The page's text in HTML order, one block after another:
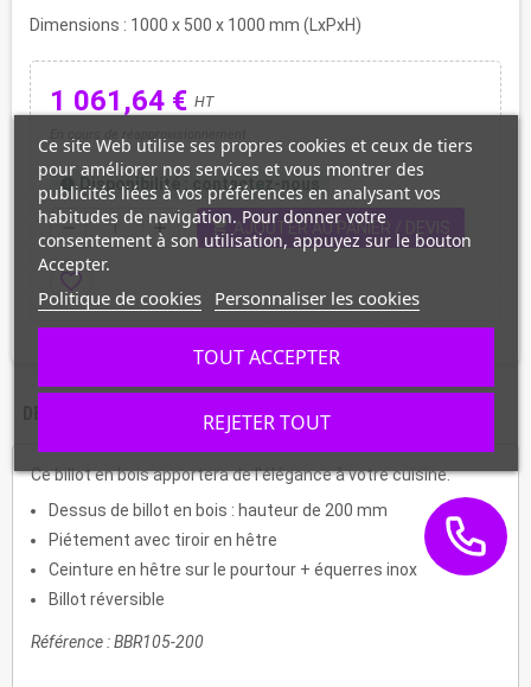
Dimensions : 1000 x 500 x 1000 mm (LxPxH)
1 061,64 € HT
new_releasesDisponibilité : contactez-nous
remove add shopping_cartAJOUTER AU PANIER / DEVIS
favorite_border
CARACTÉRISTIQUES
Ce billot en bois apportera de l'élégance à votre cuisine.
Dessus de billot en bois : hauteur de 200 mm
Piétement avec tiroir en hêtre
Ceinture en hêtre sur le pourtour + équerres inox
Billot réversible
Référence : BBR105-200
Ce site Web utilise ses propres cookies et ceux de tiers
pour améliorer nos services et vous montrer des
publicités liées à vos préférences en analysant vos
habitudes de navigation. Pour donner votre
consentement à son utilisation, appuyez sur le bouton
Accepter.
Politique de cookies Personnaliser les cookies
REJETER TOUT
TOUT ACCEPTER